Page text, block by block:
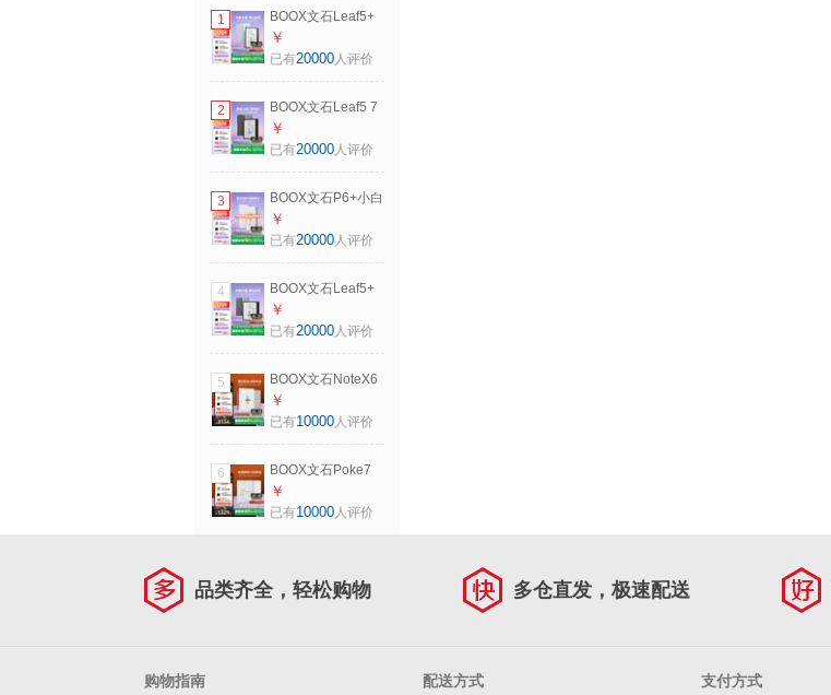
1
BOOX文石Leaf5+
7英寸电子书阅读器
墨水屏电纸书电子
七夕礼物
￥
已有20000人评价
2
BOOX文石Leaf5 7
英寸电子书阅读器
墨水屏电纸书电子
森林绿
￥
已有20000人评价
3
BOOX文石P6+小白
马【新品上市】
6.13英寸电子书阅
阅读电子笔记本
￥
已有20000人评价
4
BOOX文石Leaf5+
7英寸电子书阅读器
墨水屏电纸书电子
七夕礼物
￥
已有20000人评价
5
BOOX文石NoteX6
10.3英寸电子书阅
读器墨水屏电纸书
本 七夕礼物
￥
已有10000人评价
6
BOOX文石Poke7
Pro 6英寸电子书阅
读器墨水屏电纸书
￥
已有10000人评价
品类齐全，轻松购物 多仓直发，极速配送
购物指南 配送方式 支付方式